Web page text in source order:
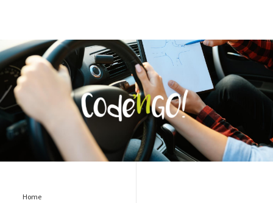
CODE’NGO automobile
Home